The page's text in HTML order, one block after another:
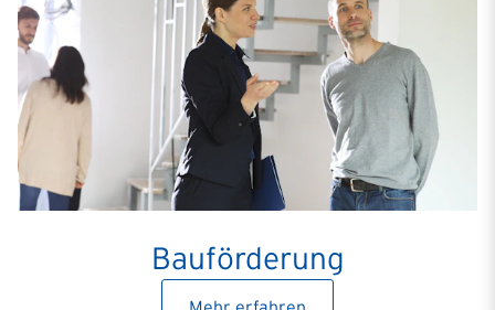
Bauförderung